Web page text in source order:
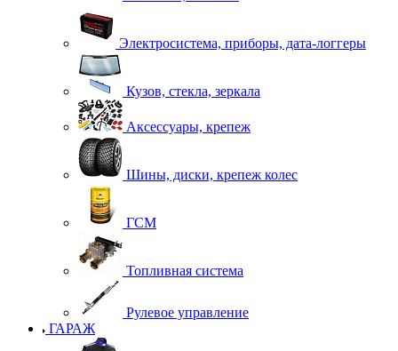
Электросистема, приборы, дата-логгеры
Кузов, стекла, зеркала
Аксессуары, крепеж
Шины, диски, крепеж колес
ГСМ
Топливная система
Рулевое управление
ГАРАЖ